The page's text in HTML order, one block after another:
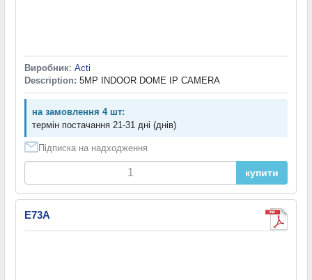
Виробник: Acti
Description: 5MP INDOOR DOME IP CAMERA
на замовлення 4 шт:
термін постачання 21-31 дні (днів)
Підписка на надходження
купити
E73A